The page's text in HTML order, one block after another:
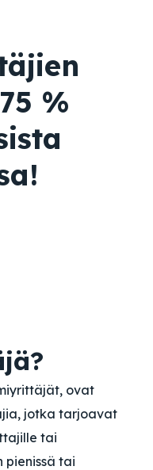
%
ovat
jotka tarjoavat
tai
pienissä tai